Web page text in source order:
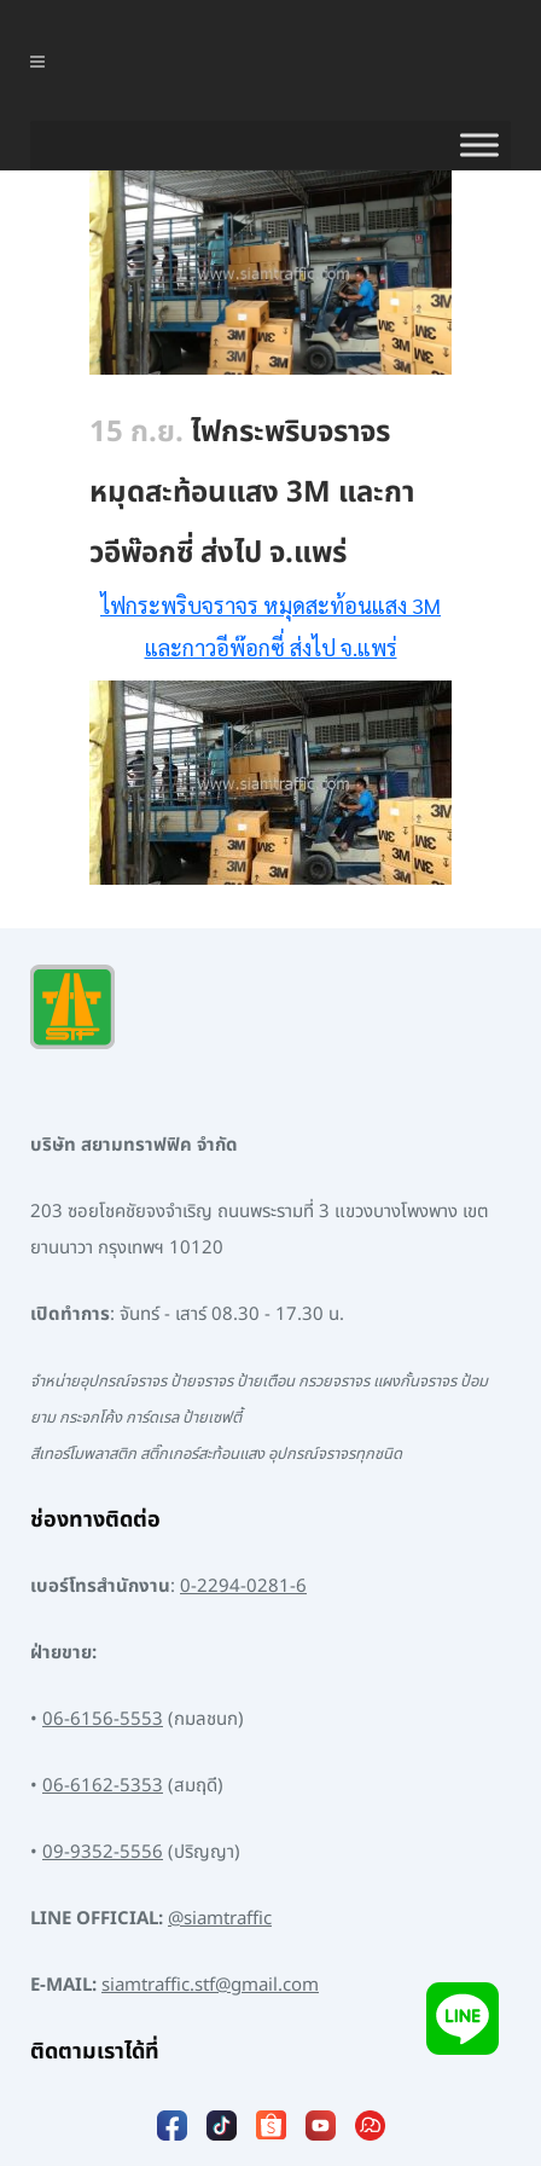
15 ก.ย.ไฟกระพริบจราจร
หมุดสะท้อนแสง 3M และกา
วอีพ๊อกซี่ ส่งไป จ.แพร่
ไฟกระพริบจราจร หมุดสะท้อนแสง 3M
และกาวอีพ๊อกซี่ ส่งไป จ.แพร่
บริษัท สยามทราฟฟิค จำกัด
203 ซอยโชคชัยจงจำเริญ ถนนพระรามที่ 3 แขวงบางโพงพาง เขต
ยานนาวา กรุงเทพฯ 10120
เปิดทำการ: จันทร์ - เสาร์ 08.30 - 17.30 น.
จำหน่ายอุปกรณ์จราจร ป้ายจราจร ป้ายเตือน กรวยจราจร แผงกั้นจราจร ป้อม
ยาม กระจกโค้ง การ์ดเรล ป้ายเซฟตี้
สีเทอร์โมพลาสติก สติ๊กเกอร์สะท้อนแสง อุปกรณ์จราจรทุกชนิด
ช่องทางติดต่อ
เบอร์โทรสำนักงาน: 0-2294-0281-6
ฝ่ายขาย:
• 06-6156-5553(กมลชนก)
• 06-6162-5353(สมฤดี)
• 09-9352-5556(ปริญญา)
LINE OFFICIAL:@siamtraffic
E-MAIL:siamtraffic.stf@gmail.com
ติดตามเราได้ที่